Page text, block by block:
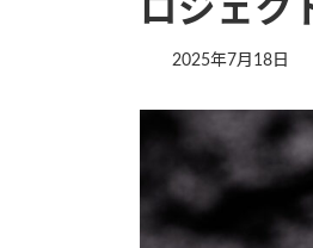
ロジェク
2025年7月18日